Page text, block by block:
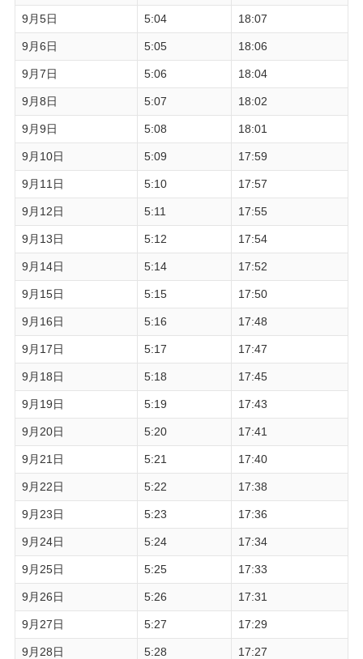
9月5日 5:04 18:07
9月6日 5:05 18:06
9月7日 5:06 18:04
9月8日 5:07 18:02
9月9日 5:08 18:01
9月10日 5:09 17:59
9月11日 5:10 17:57
9月12日 5:11 17:55
9月13日 5:12 17:54
9月14日 5:14 17:52
9月15日 5:15 17:50
9月16日 5:16 17:48
9月17日 5:17 17:47
9月18日 5:18 17:45
9月19日 5:19 17:43
9月20日 5:20 17:41
9月21日 5:21 17:40
9月22日 5:22 17:38
9月23日 5:23 17:36
9月24日 5:24 17:34
9月25日 5:25 17:33
9月26日 5:26 17:31
9月27日 5:27 17:29
9月28日 5:28 17:27